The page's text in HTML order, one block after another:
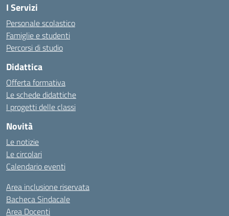
I Servizi
Personale scolastico
Famiglie e studenti
Percorsi di studio
Didattica
Offerta formativa
Le schede didattiche
I progetti delle classi
Novità
Le notizie
Le circolari
Calendario eventi
Area inclusione riservata
Bacheca Sindacale
Area Docenti